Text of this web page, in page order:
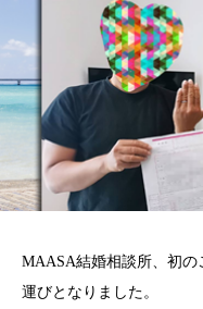
MAASA結婚相談所、初
運びとなりました。